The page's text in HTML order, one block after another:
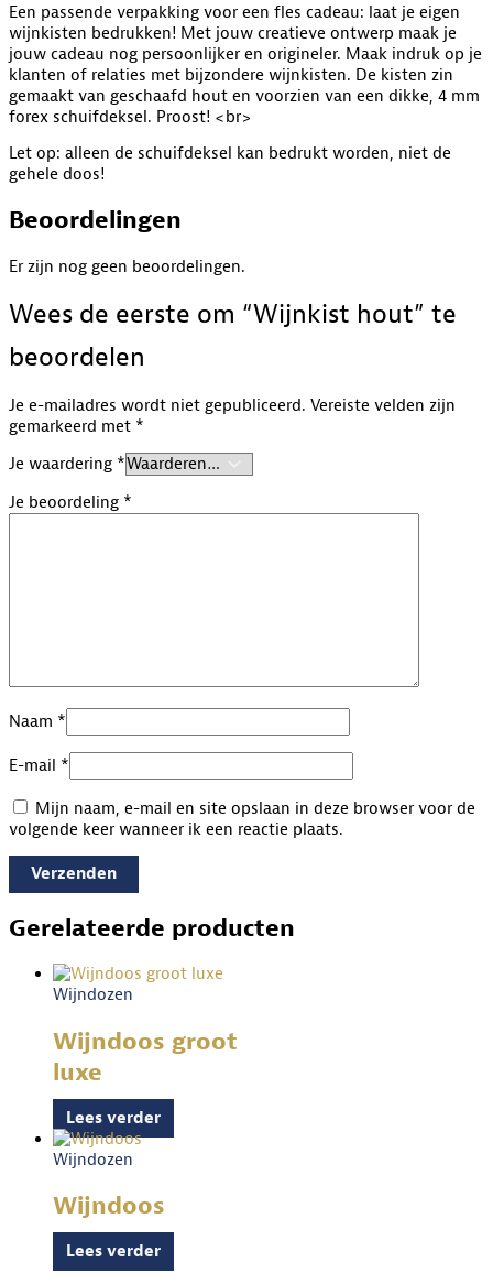
Een passende verpakking voor een fles cadeau: laat je eigen
wijnkisten bedrukken! Met jouw creatieve ontwerp maak je
jouw cadeau nog persoonlijker en origineler. Maak indruk op je
klanten of relaties met bijzondere wijnkisten. De kisten zin
gemaakt van geschaafd hout en voorzien van een dikke, 4 mm
forex schuifdeksel. Proost! <br>
Let op: alleen de schuifdeksel kan bedrukt worden, niet de
gehele doos!
Beoordelingen
Er zijn nog geen beoordelingen.
Wees de eerste om “Wijnkist hout” te
beoordelen
Je e-mailadres wordt niet gepubliceerd. Vereiste velden zijn
gemarkeerd met *
Je waardering *
Je beoordeling *
Naam *
E-mail *
Mijn naam, e-mail en site opslaan in deze browser voor de
volgende keer wanneer ik een reactie plaats.
Gerelateerde producten
Wijndozen
Wijndoos groot
luxe
Lees verder
Wijndozen
Wijndoos
Lees verder